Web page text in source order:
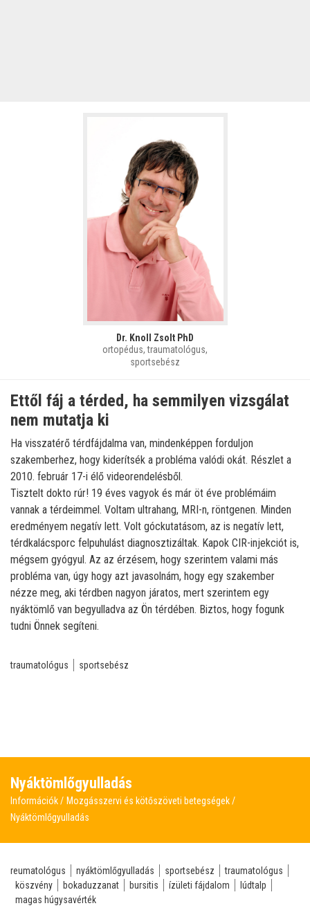
Dr. Knoll Zsolt PhD
ortopédus, traumatológus,
sportsebész
Ettől fáj a térded, ha semmilyen vizsgálat
nem mutatja ki
Ha visszatérő térdfájdalma van, mindenképpen forduljon
szakemberhez, hogy kiderítsék a probléma valódi okát. Részlet a
2010. február 17-i élő videorendelésből.
Tisztelt dokto rúr! 19 éves vagyok és már öt éve problémáim
vannak a térdeimmel. Voltam ultrahang, MRI-n, röntgenen. Minden
eredményem negatív lett. Volt góckutatásom, az is negatív lett,
térdkalácsporc felpuhulást diagnosztizáltak. Kapok CIR-injekciót is,
mégsem gyógyul. Az az érzésem, hogy szerintem valami más
probléma van, úgy hogy azt javasolnám, hogy egy szakember
nézze meg, aki térdben nagyon járatos, mert szerintem egy
nyáktömlő van begyulladva az Ön térdében. Biztos, hogy fogunk
tudni Önnek segíteni.
traumatológus sportsebész
Nyáktömlőgyulladás
Információk
Mozgásszervi és kötőszöveti betegségek
Nyáktömlőgyulladás
reumatológus nyáktömlőgyulladás sportsebész
traumatológus
köszvény
bokaduzzanat bursitis ízületi fájdalom
lúdtalp
magas húgysavérték